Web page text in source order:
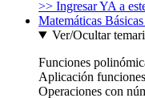
>> Ingresar YA a
Matemáticas
Ver/Ocultar
Funciones
Aplicación
Operaciones con